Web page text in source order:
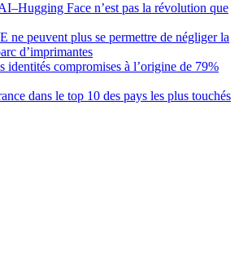
Face n’est pas la révolution que
ne peuvent plus se permettre de négliger la
d’imprimantes
identités compromises à l’origine de 79%
dans le top 10 des pays les plus touchés